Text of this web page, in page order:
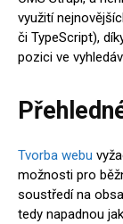
využití
či TypeScript),
pozici ve
Tvorba webu
možnosti pro
soustředí na
tedy napadnou